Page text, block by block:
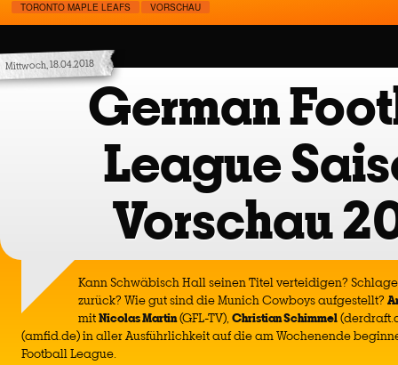
TORONTO MAPLE LEAFS
VORSCHAU
Mittwoch, 18.04.2018
German
League
Vorschau
Kann Schwäbisch Hall seinen Titel verteidigen?
zurück? Wie gut sind die Munich Cowboys aufgestellt?
mitNicolas Martin(GFL-TV), Christian Schimmel
(amfid.de) in aller Ausführlichkeit auf die am Wochenende
Football League.